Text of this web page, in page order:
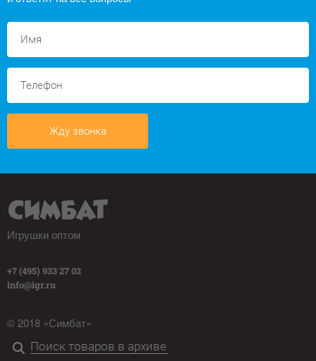
Жду звонка
Игрушки оптом
+7 (495) 933 27 02
info@igr.ru
© 2018 «Симбат»